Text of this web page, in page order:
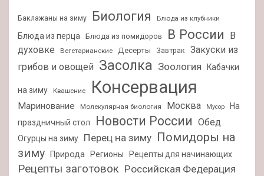
Баклажаны на зиму Биология Блюда из клубники
Блюда из перца Блюда из помидоров В России
В
духовке
Вегетарианские Десерты Завтрак
Закуски из
грибов и овощей Засолка Зоология Кабачки
на зиму Квашение Консервация
Маринование Молекулярная биология Москва Мусор
На
праздничный стол
Новости России Обед
Огурцы на зиму Перец на зиму Помидоры на
зиму Природа Регионы Рецепты для начинающих
Рецепты заготовок Российская Федерация